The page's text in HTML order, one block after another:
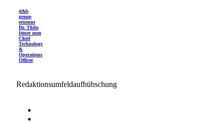
d&b
group
ernennt
Dr. Thilo
Ittner zum
Chief
Technology
&
Operations
Officer
Redaktionsumfeldaufhübschung